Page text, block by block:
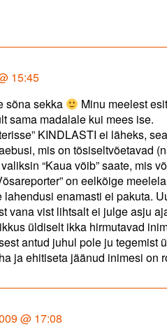
15:45
sõna sekka
Minu meelest
sama madalale kui mees ise.
KINDLASTI ei läheks,
mis on tõsiseltvõetavad
“Kaua võib” saate, mis
on eelkõige
enamasti ei pakuta.
vana vist lihtsalt ei julge asju
üldiselt ikka hirmutavad
antud juhul pole ju tegemist
ja ehitiseta jäänud inimesi on
@ 17:08